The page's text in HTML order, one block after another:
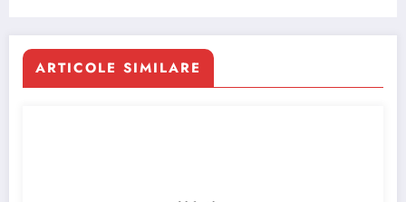
ARTICOLE SIMILARE